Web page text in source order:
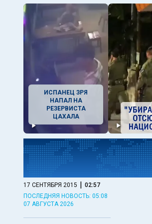
ИСПАНЕЦ ЗРЯ
НАПАЛ НА
РЕЗЕРВИСТА
ЦАХАЛА
17 СЕНТЯБРЯ 2015 | 02:57
ПОСЛЕДНЯЯ НОВОСТЬ: 05:08
07 АВГУСТА 2026